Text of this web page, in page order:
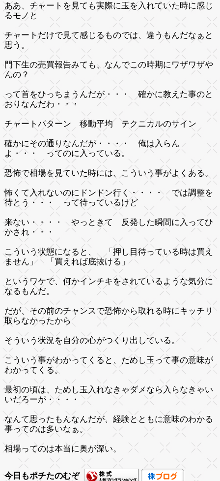
ああ、チャートを見ても実際に玉を入れていた時に感じ
るモノと
チャートだけで見て感じるものでは、違うもんだなぁと
思う。
門下生の売買報告みても、なんでこの時期にワザワザや
んの？
って首をひっちまうんだが・・・ 確かに教えた事のと
おりなんだわ・・・
チャートパターン 移動平均 テクニカルのサイン
確かにその通りなんだが・・・・ 俺は入らん
よ・・・ ってのに入っている。
恐怖で相場を見ていた時には、こういう事がよくある。
怖くて入れないのにドンドン行く・・・・ では調整を
待とう・・・ って待っているけど
来ない・・・・ やっときて 反発した瞬間に入ってひ
かされ・・・
こういう状態になると、 「押し目待っている時は買え
ません」 「買えれば底抜ける」
というワケで、何かインチキをされているような気分に
なるもんだ。
だが、その前のチャンスで恐怖から取れる時にキッチリ
取らなかったから
そういう状況を自分の心がつくり出している。
こういう事がわかってくると、ためし玉って事の意味が
わかってくる。
最初の頃は、ためし玉入れなきゃダメなら入らなきゃい
いだろーが・・・・
なんて思ったもんなんだが、経験とともに意味のわかる
事ってのは多いなぁ。
相場ってのは本当に奥が深い。
今日もポチたのむぞ